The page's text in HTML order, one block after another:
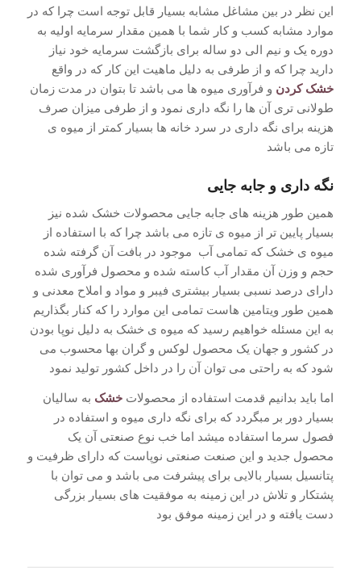
این نظر در بین مشاغل مشابه بسیار قابل توجه است چرا که در
موارد مشابه کسب و کار شما با همین مقدار سرمایه اولیه به
دوره یک و نیم الی دو ساله برای بازگشت سرمایه خود نیاز
دارید چرا که و از طرفی به دلیل ماهیت این کار که در واقع
خشک کردن و فرآوری میوه ها می باشد تا بتوان در مدت زمان
طولانی تری آن ها را نگه داری نمود و از طرفی میزان صرف
هزینه برای نگه داری در سرد خانه ها بسیار کمتر از میوه ی
تازه می باشد
نگه داری و جابه جایی
همین طور هزینه های جابه جایی محصولات خشک شده نیز
بسیار پایین تر از میوه ی تازه می باشد چرا که با استفاده از
میوه ی خشک که تمامی آب موجود در بافت آن گرفته شده
حجم و وزن آن مقدار آب کاسته شده و محصول فرآوری شده
دارای درصد نسبی بسیار بیشتری فیبر و مواد و املاح معدنی و
همین طور ویتامین هاست تمامی این موارد را که کنار بگذاریم
به این مسئله خواهیم رسید که میوه ی خشک به دلیل نوپا بودن
در کشور و جهان یک محصول لوکس و گران بها محسوب می
شود که به راحتی می توان آن را در داخل کشور تولید نمود
اما باید بدانیم قدمت استفاده از محصولات خشک به سالیان
بسیار دور بر مبگردد که برای نگه داری میوه و استفاده در
فصول سرما استفاده میشد اما خب نوع صنعتی آن یک
محصول جدید و این صنعت صنعتی نوپاست که دارای ظرفیت و
پتانسیل بسیار بالایی برای پیشرفت می باشد و می توان با
پشتکار و تلاش در این زمینه به موفقیت های بسیار بزرگی
دست یافته و در این زمینه موفق بود